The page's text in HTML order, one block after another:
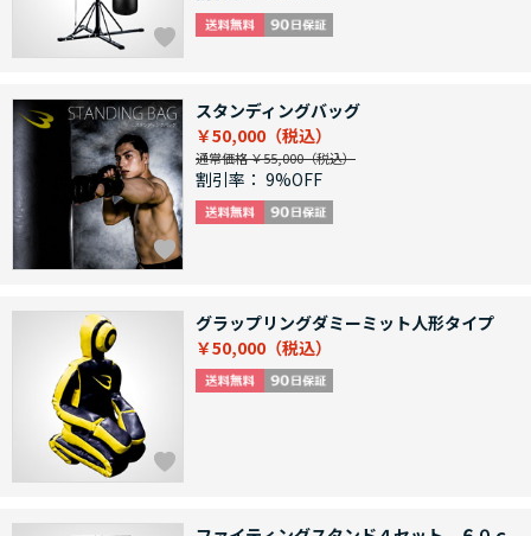
スタンディングバッグ
￥50,000
通常価格 ￥55,000
割引率： 9%OFF
グラップリングダミーミット人形タイプ
￥50,000